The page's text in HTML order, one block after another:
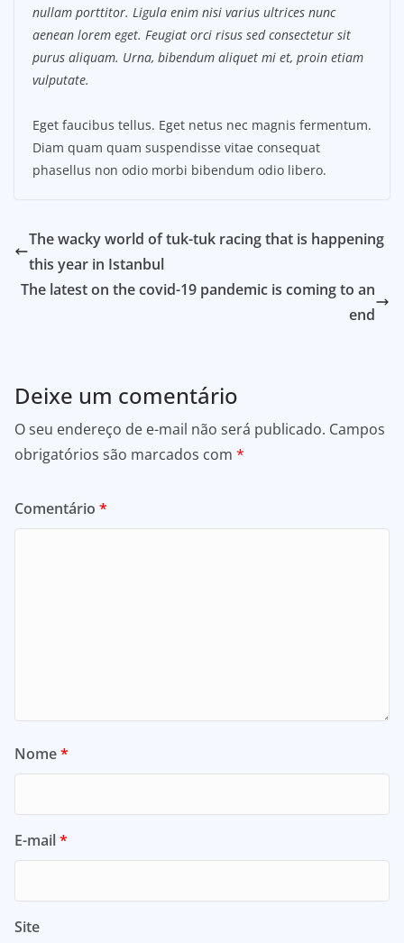
nullam porttitor. Ligula enim nisi varius ultrices nunc
aenean lorem eget. Feugiat orci risus sed consectetur sit
purus aliquam. Urna, bibendum aliquet mi et, proin etiam
vulputate.
Eget faucibus tellus. Eget netus nec magnis fermentum.
Diam quam quam suspendisse vitae consequat
phasellus non odio morbi bibendum odio libero.
The wacky world of tuk-tuk racing that is happening
this year in Istanbul
The latest on the covid-19 pandemic is coming to an
end
Deixe um comentário
O seu endereço de e-mail não será publicado. Campos
obrigatórios são marcados com *
Comentário *
Nome*
E-mail*
Site